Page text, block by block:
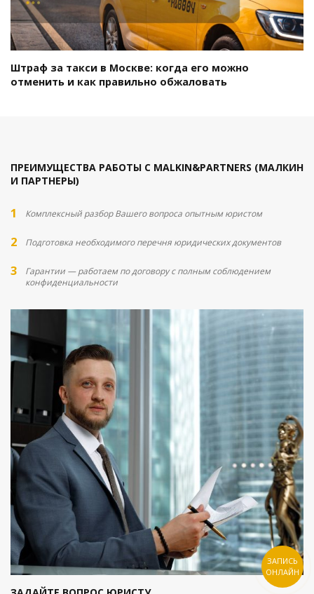
Штраф за такси в Москве: когда его можно
отменить и как правильно обжаловать
ПРЕИМУЩЕСТВА РАБОТЫ С MALKIN&PARTNERS (МАЛКИН
И ПАРТНЕРЫ)
Комплексный разбор Вашего вопроса опытным юристом
Подготовка необходимого перечня юридических документов
Гарантии — работаем по договору с полным соблюдением
конфиденциальности
ЗАПИСЬ
ОНЛАЙН